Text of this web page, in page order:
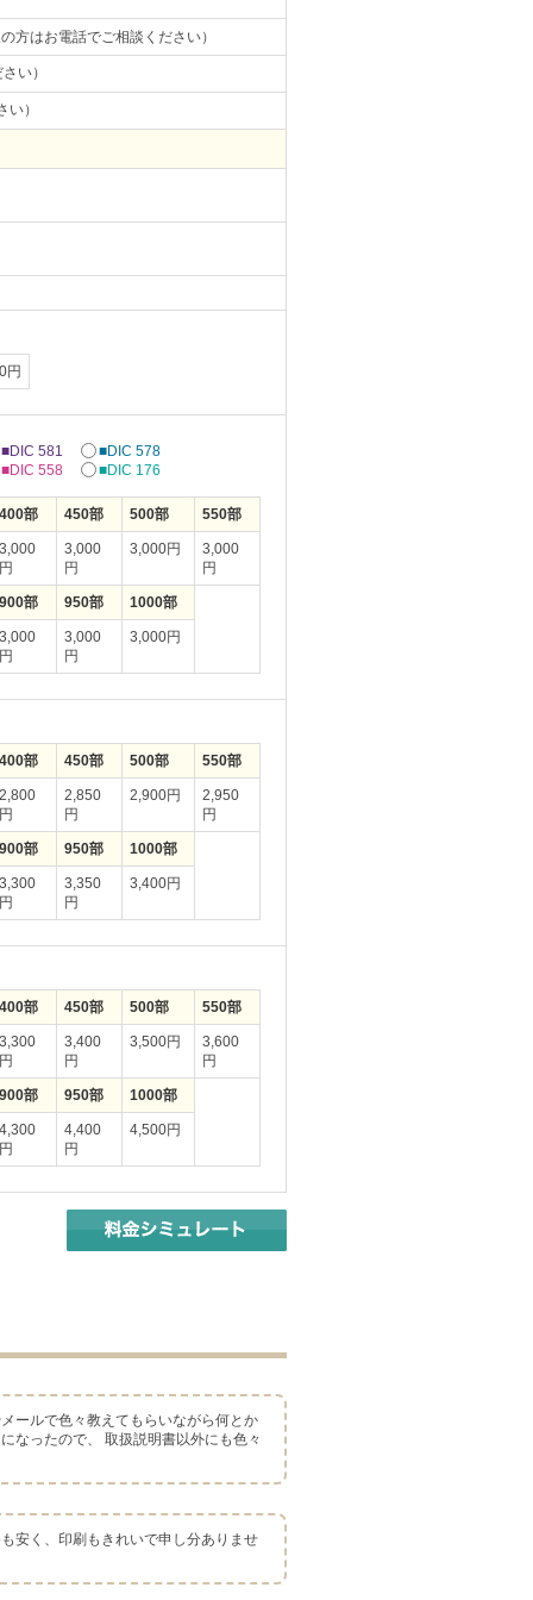
方はお電話でご相談ください）
い）
い）
円
■DIC 581
■DIC 578
■DIC 558
■DIC 176
400部 450部 500部 550部
3,000
円
3,000
円
3,000円
3,000
円
900部 950部 1000部
3,000
円
3,000
円
3,000円
400部 450部 500部 550部
2,800
円
2,850
円
2,900円
2,950
円
900部 950部 1000部
3,300
円
3,350
円
3,400円
400部 450部 500部 550部
3,300
円
3,400
円
3,500円
3,600
円
900部 950部 1000部
4,300
円
4,400
円
4,500円
ールで色々教えてもらいながら何とか
なったので、 取扱説明書以外にも色々
安く、印刷もきれいで申し分ありませ